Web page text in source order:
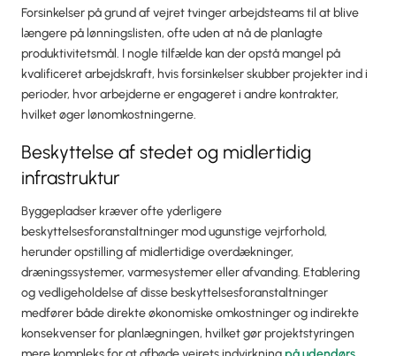
Forsinkelser på grund af vejret tvinger arbejdsteams til at blive
længere på lønningslisten, ofte uden at nå de planlagte
produktivitetsmål. I nogle tilfælde kan der opstå mangel på
kvalificeret arbejdskraft, hvis forsinkelser skubber projekter ind i
perioder, hvor arbejderne er engageret i andre kontrakter,
hvilket øger lønomkostningerne.
Beskyttelse af stedet og midlertidig
infrastruktur
Byggepladser kræver ofte yderligere
beskyttelsesforanstaltninger mod ugunstige vejrforhold,
herunder opstilling af midlertidige overdækninger,
dræningssystemer, varmesystemer eller afvanding. Etablering
og vedligeholdelse af disse beskyttelsesforanstaltninger
medfører både direkte økonomiske omkostninger og indirekte
konsekvenser for planlægningen, hvilket gør projektstyringen